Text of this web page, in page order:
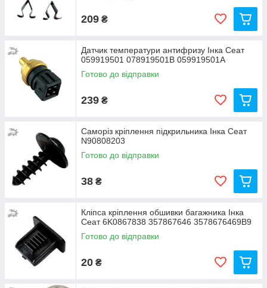
209 ₴
Датчик температури антифризу Інка Сеат
059919501 078919501B 059919501A
Готово до відправки
239 ₴
Саморіз кріплення підкрильника Інка Сеат
N90808203
Готово до відправки
38 ₴
Кліпса кріплення обшивки багажника Інка
Сеат 6K0867838 357867646 3578676469B9
Готово до відправки
20 ₴